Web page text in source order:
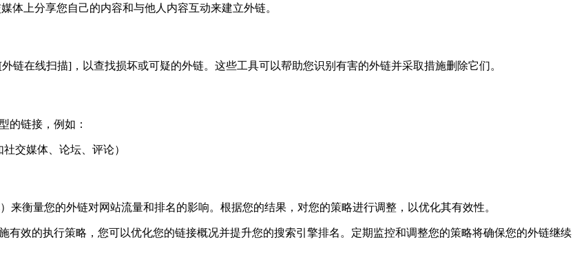
体上分享您自己的内容和与他人内容互动来建立外链。
链在线扫描]，以查找损坏或可疑的外链。这些工具可以帮助您识别有害的外链并采取措施删除它们。
的链接，例如：
交媒体、论坛、评论）
来衡量您的外链对网站流量和排名的影响。根据您的结果，对您的策略进行调整，以优化其有效性。
效的执行策略，您可以优化您的链接概况并提升您的搜索引擎排名。定期监控和调整您的策略将确保您的外链继续